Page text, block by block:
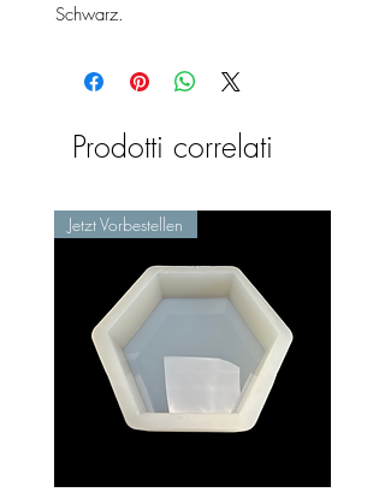
Schwarz.
Prodotti correlati
Jetzt Vorbestellen